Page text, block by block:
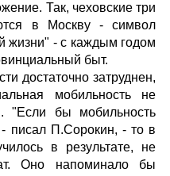
Так, чеховские три
в Москву - символ
жизни" - с каждым годом
быт.
достаточно затруднен,
мобильность не
"Если бы мобильность
писал П.Сорокин, - то в
в результате, не
Оно напоминало бы